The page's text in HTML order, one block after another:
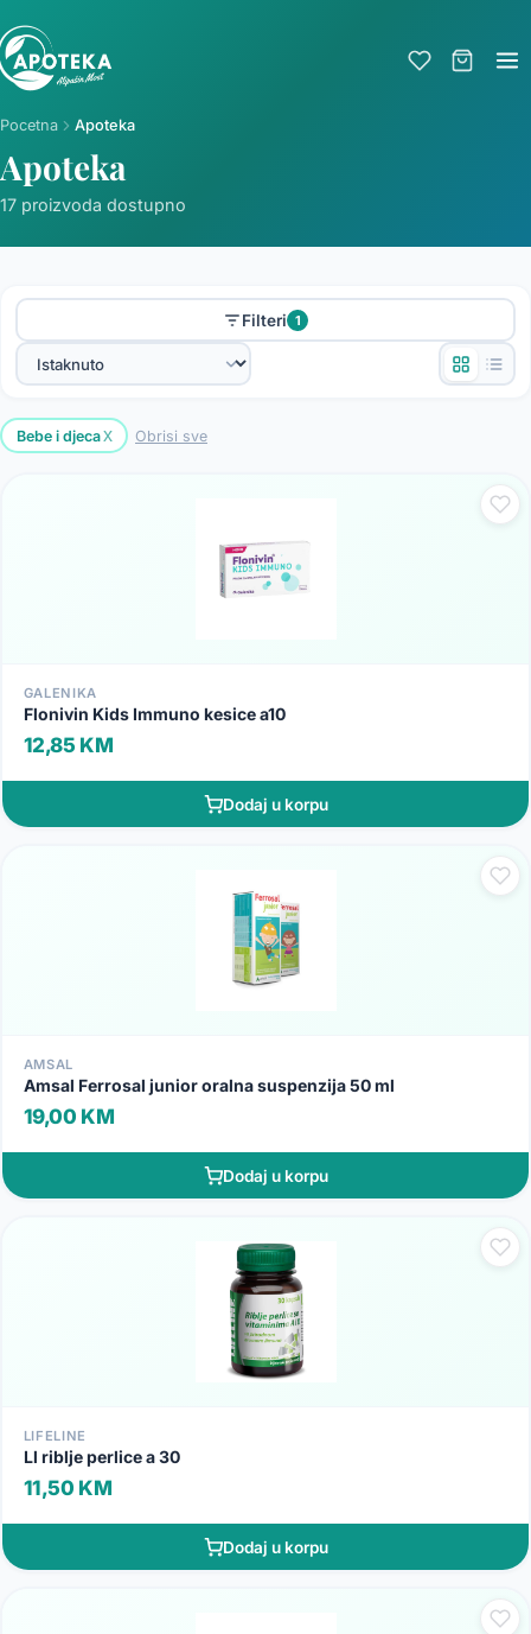
Pocetna Apoteka
Apoteka
17 proizvoda dostupno
Filteri 1
Bebe i djecax Obrisi sve
GALENIKA
Flonivin Kids Immuno kesice a10
12,85 KM
Dodaj u korpu
AMSAL
Amsal Ferrosal junior oralna suspenzija 50 ml
19,00 KM
Dodaj u korpu
LIFELINE
Ll riblje perlice a 30
11,50 KM
Dodaj u korpu